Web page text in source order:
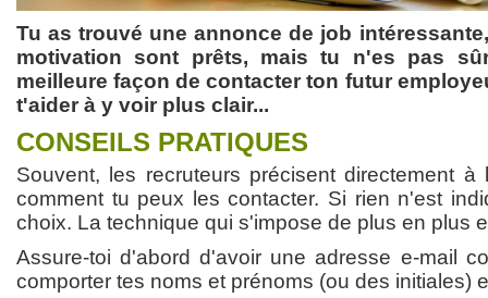
Tu as trouvé une annonce de job
motivation sont prêts, mais tu n'es pas
meilleure façon de contacter ton futur
t'aider à y voir plus clair...
CONSEILS PRATIQUES
Souvent, les recruteurs précisent directement à
comment tu peux les contacter. Si rien n'est
choix. La technique qui s'impose de plus en plus
Assure-toi d'abord d'avoir une adresse e-mail
comporter tes noms et prénoms (ou des initiales)